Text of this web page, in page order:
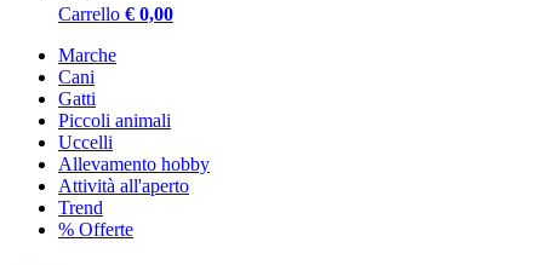
Carrello € 0,00
Marche
Cani
Gatti
Piccoli animali
Uccelli
Allevamento hobby
Attività all'aperto
Trend
% Offerte